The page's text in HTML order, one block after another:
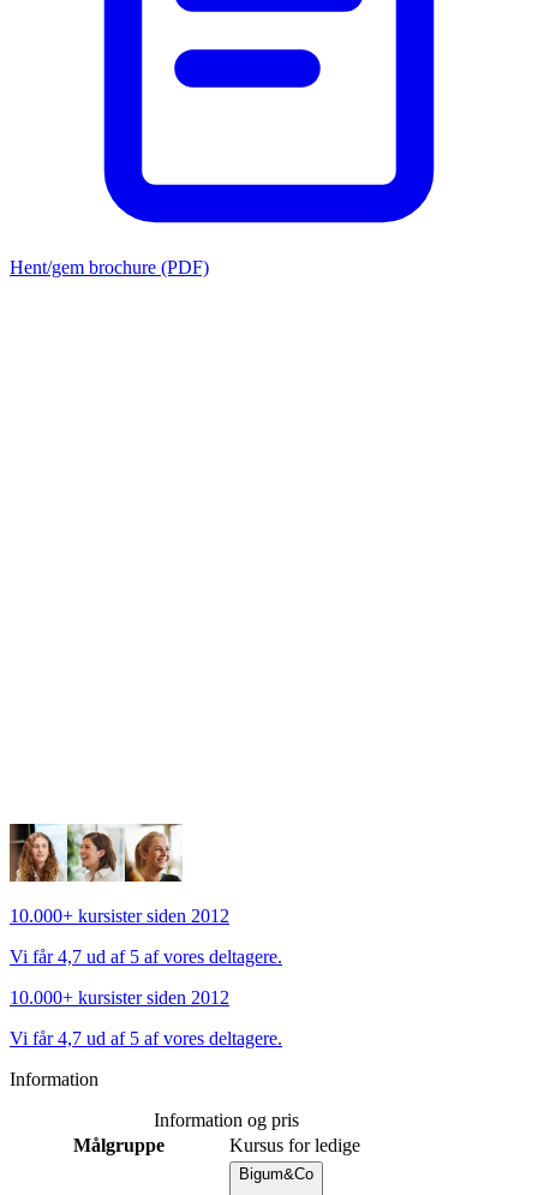
Hent/gem brochure (PDF)
10.000+ kursister siden 2012
Vi får 4,7 ud af 5 af vores deltagere.
10.000+ kursister siden 2012
Vi får 4,7 ud af 5 af vores deltagere.
Information
Information og pris
Målgruppe
Kursus for ledige
Bigum&Co